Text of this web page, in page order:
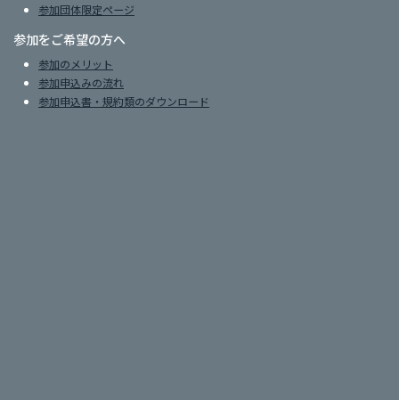
参加団体限定ページ
参加をご希望の方へ
参加のメリット
参加申込みの流れ
参加申込書・規約類のダウンロード